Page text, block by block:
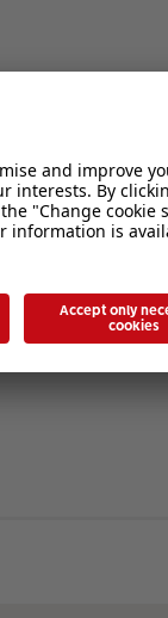
und ermöglicht es